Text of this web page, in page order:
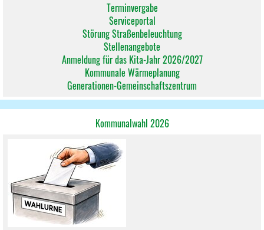
Terminvergabe
Serviceportal
Störung Straßenbeleuchtung
Stellenangebote
Anmeldung für das Kita-Jahr 2026/2027
Kommunale Wärmeplanung
Generationen-Gemeinschaftszentrum
Kommunalwahl 2026